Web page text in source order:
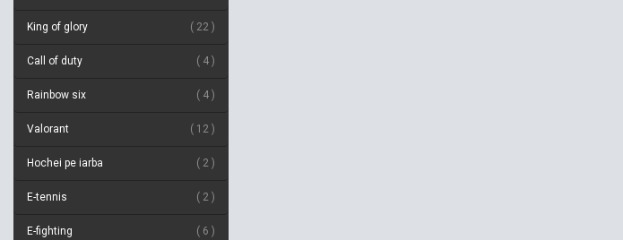
King of glory 22
Call of duty 4
Rainbow six 4
Valorant 12
Hochei pe iarba 2
E-tennis 2
E-fighting 6